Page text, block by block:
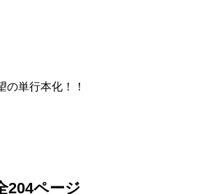
単行本化！！
204ページ